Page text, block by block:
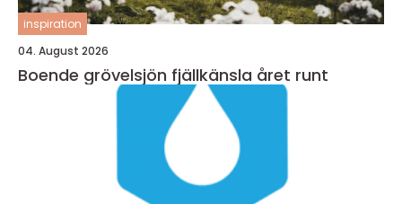
inspiration
04. August 2026
Boende grövelsjön fjällkänsla året runt